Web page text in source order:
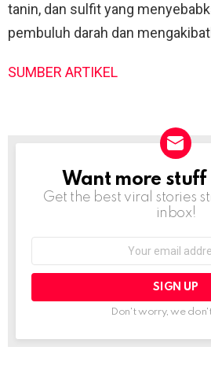
tanin, dan sulfit yang
pembuluh darah dan
SUMBER ARTIKEL
NEWSLETTER
Want more stuff
Get the best viral stories
inbox!
Don't worry, we